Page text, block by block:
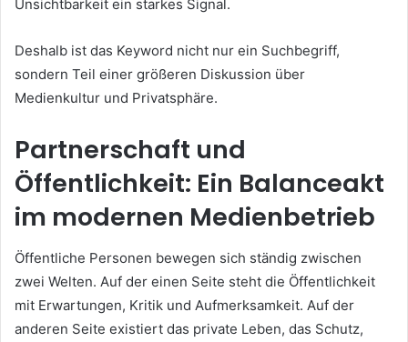
Unsichtbarkeit ein starkes Signal.
Deshalb ist das Keyword nicht nur ein Suchbegriff,
sondern Teil einer größeren Diskussion über
Medienkultur und Privatsphäre.
Partnerschaft und
Öffentlichkeit: Ein Balanceakt
im modernen Medienbetrieb
Öffentliche Personen bewegen sich ständig zwischen
zwei Welten. Auf der einen Seite steht die Öffentlichkeit
mit Erwartungen, Kritik und Aufmerksamkeit. Auf der
anderen Seite existiert das private Leben, das Schutz,